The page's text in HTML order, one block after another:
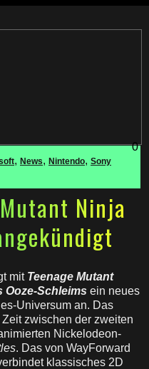
, News, Nintendo, Sony
0
Ninja
mit Teenage Mutant
Ooze-Schleims ein neues
Universum an. Das
zwischen der zweiten
Nickelodeon-
. Das von WayForward
klassisches 2D